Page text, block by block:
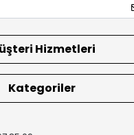
Hizmetleri
Kategoriler